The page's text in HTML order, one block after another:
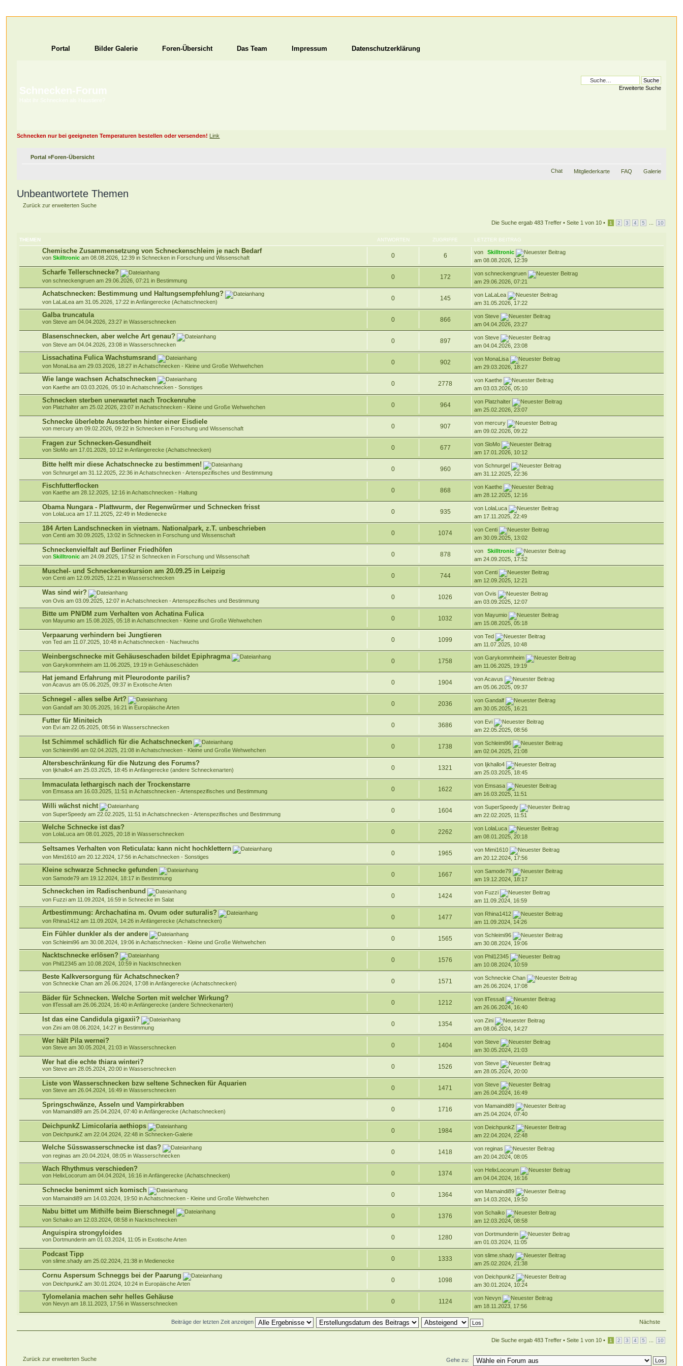
Portal Bilder Galerie Foren-Übersicht Das Team Impressum Datenschutzerklärung
Schnecken-Forum
Habt ihr Schnecken als Haustiere?
Erweiterte Suche
Schnecken nur bei geeigneten Temperaturen bestellen oder versenden! Link
Portal »Foren-Übersicht
Chat Mitgliederkarte FAQ Galerie
Unbeantwortete Themen
Zurück zur erweiterten Suche
Die Suche ergab 483 Treffer • Seite 1 von 10• 1 2 3 4 5 10
THEMEN ANTWORTEN ZUGRIFFE LETZTER BEITRAG
Chemische Zusammensetzung von Schneckenschleim je nach Bedarf
vonSkilltronic am 08.08.2026, 12:39 inSchnecken in Forschung und Wissenschaft 0 6 von
Skilltronic
am 08.08.2026, 12:39
Scharfe Tellerschnecke?
von schneckengruen am 29.06.2026, 07:21 in Bestimmung 0 172
von schneckengruen
am 29.06.2026, 07:21
Achatschnecken: Bestimmung und Haltungsempfehlung?
von LaLaLea am 31.05.2026, 17:22 inAnfängerecke (Achatschnecken) 0 145
von LaLaLea
am 31.05.2026, 17:22
Galba truncatula
von Steve am 04.04.2026, 23:27 inWasserschnecken 0 866
von Steve
am 04.04.2026, 23:27
Blasenschnecken, aber welche Art genau?
von Steve am 04.04.2026, 23:08 inWasserschnecken 0 897
von Steve
am 04.04.2026, 23:08
Lissachatina Fulica Wachstumsrand
von MonaLisa am 29.03.2026, 18:27 inAchatschnecken - Kleine und Große Wehwehchen 0 902
von MonaLisa
am 29.03.2026, 18:27
Wie lange wachsen Achatschnecken
von Kaethe am 03.03.2026, 05:10 inAchatschnecken - Sonstiges 0 2778
von Kaethe
am 03.03.2026, 05:10
Schnecken sterben unerwartet nach Trockenruhe
von Platzhalter am 25.02.2026, 23:07 inAchatschnecken - Kleine und Große Wehwehchen 0 964
von Platzhalter
am 25.02.2026, 23:07
Schnecke überlebte Aussterben hinter einer Eisdiele
von mercury am 09.02.2026, 09:22 inSchnecken in Forschung und Wissenschaft 0 907
von mercury
am 09.02.2026, 09:22
Fragen zur Schnecken-Gesundheit
von SloMo am 17.01.2026, 10:12 inAnfängerecke (Achatschnecken) 0 677
von SloMo
am 17.01.2026, 10:12
Bitte helft mir diese Achatschnecke zu bestimmen!
von Schnurgel am 31.12.2025, 22:36 inAchatschnecken - Artenspezifisches und Bestimmung 0 960
von Schnurgel
am 31.12.2025, 22:36
Fischfutterflocken
von Kaethe am 28.12.2025, 12:16 inAchatschnecken - Haltung 0 868
von Kaethe
am 28.12.2025, 12:16
Obama Nungara - Plattwurm, der Regenwürmer und Schnecken frisst
von LolaLuca am 17.11.2025, 22:49 in Medienecke 0 935
von LolaLuca
am 17.11.2025, 22:49
184 Arten Landschnecken in vietnam. Nationalpark, z.T. unbeschrieben
von Centi am 30.09.2025, 13:02 inSchnecken in Forschung und Wissenschaft 0 1074
von Centi
am 30.09.2025, 13:02
Schneckenvielfalt auf Berliner Friedhöfen
vonSkilltronic am 24.09.2025, 17:52 inSchnecken in Forschung und Wissenschaft 0 878 von
Skilltronic
am 24.09.2025, 17:52
Muschel- und Schneckenexkursion am 20.09.25 in Leipzig
von Centi am 12.09.2025, 12:21 inWasserschnecken 0 744
von Centi
am 12.09.2025, 12:21
Was sind wir?
von Ovis am 03.09.2025, 12:07 inAchatschnecken - Artenspezifisches und Bestimmung 0 1026
von Ovis
am 03.09.2025, 12:07
Bitte um PN/DM zum Verhalten von Achatina Fulica
von Mayumio am 15.08.2025, 05:18 inAchatschnecken - Kleine und Große Wehwehchen 0 1032
von Mayumio
am 15.08.2025, 05:18
Verpaarung verhindern bei Jungtieren
von Ted am 11.07.2025, 10:48 inAchatschnecken - Nachwuchs 0 1099
von Ted
am 11.07.2025, 10:48
Weinbergschnecke mit Gehäuseschaden bildet Epiphragma
von Garykommheim am 11.06.2025, 19:19 inGehäuseschäden 0 1758
von Garykommheim
am 11.06.2025, 19:19
Hat jemand Erfahrung mit Pleurodonte parilis?
von Acavus am 05.06.2025, 09:37 in Exotische Arten 0 1904
von Acavus
am 05.06.2025, 09:37
Schnegel - alles selbe Art?
von Gandalf am 30.05.2025, 16:21 in Europäische Arten 0 2036
von Gandalf
am 30.05.2025, 16:21
Futter für Miniteich
von Evi am 22.05.2025, 08:56 inWasserschnecken 0 3686
von Evi
am 22.05.2025, 08:56
Ist Schimmel schädlich für die Achatschnecken
von Schleimi96 am 02.04.2025, 21:08 inAchatschnecken - Kleine und Große Wehwehchen 0 1738
von Schleimi96
am 02.04.2025, 21:08
Altersbeschränkung für die Nutzung des Forums?
von Ijkhallo4 am 25.03.2025, 18:45 inAnfängerecke (andere Schneckenarten) 0 1321
von Ijkhallo4
am 25.03.2025, 18:45
Immaculata lethargisch nach der Trockenstarre
von Emsasa am 16.03.2025, 11:51 inAchatschnecken - Artenspezifisches und Bestimmung 0 1622
von Emsasa
am 16.03.2025, 11:51
Willi wächst nicht
von SuperSpeedy am 22.02.2025, 11:51 inAchatschnecken - Artenspezifisches und Bestimmung 0 1604
von SuperSpeedy
am 22.02.2025, 11:51
Welche Schnecke ist das?
von LolaLuca am 08.01.2025, 20:18 inWasserschnecken 0 2262
von LolaLuca
am 08.01.2025, 20:18
Seltsames Verhalten von Reticulata: kann nicht hochklettern
von Mimi1610 am 20.12.2024, 17:56 inAchatschnecken - Sonstiges 0 1965
von Mimi1610
am 20.12.2024, 17:56
Kleine schwarze Schnecke gefunden
von Samode79 am 19.12.2024, 18:17 in Bestimmung 0 1667
von Samode79
am 19.12.2024, 18:17
Schneckchen im Radischenbund
von Fuzzi am 11.09.2024, 16:59 inSchnecke im Salat 0 1424
von Fuzzi
am 11.09.2024, 16:59
Artbestimmung: Archachatina m. Ovum oder suturalis?
von Rhina1412 am 11.09.2024, 14:26 inAnfängerecke (Achatschnecken) 0 1477
von Rhina1412
am 11.09.2024, 14:26
Ein Fühler dunkler als der andere
von Schleimi96 am 30.08.2024, 19:06 inAchatschnecken - Kleine und Große Wehwehchen 0 1565
von Schleimi96
am 30.08.2024, 19:06
Nacktschnecke erlösen?
von Phil12345 am 10.08.2024, 10:59 in Nacktschnecken 0 1576
von Phil12345
am 10.08.2024, 10:59
Beste Kalkversorgung für Achatschnecken?
von Schneckie Chan am 26.06.2024, 17:08 inAnfängerecke (Achatschnecken) 0 1571
von Schneckie Chan
am 26.06.2024, 17:08
Bäder für Schnecken. Welche Sorten mit welcher Wirkung?
von llTessall am 26.06.2024, 16:40 inAnfängerecke (andere Schneckenarten) 0 1212
von llTessall
am 26.06.2024, 16:40
Ist das eine Candidula gigaxii?
von Zini am 08.06.2024, 14:27 in Bestimmung 0 1354
von Zini
am 08.06.2024, 14:27
Wer hält Pila wernei?
von Steve am 30.05.2024, 21:03 inWasserschnecken 0 1404
von Steve
am 30.05.2024, 21:03
Wer hat die echte thiara winteri?
von Steve am 28.05.2024, 20:00 inWasserschnecken 0 1526
von Steve
am 28.05.2024, 20:00
Liste von Wasserschnecken bzw seltene Schnecken für Aquarien
von Steve am 26.04.2024, 16:49 inWasserschnecken 0 1471
von Steve
am 26.04.2024, 16:49
Springschwänze, Asseln und Vampirkrabben
von Mamaindi89 am 25.04.2024, 07:40 inAnfängerecke (Achatschnecken) 0 1716
von Mamaindi89
am 25.04.2024, 07:40
DeichpunkZ Limicolaria aethiops
von DeichpunkZ am 22.04.2024, 22:48 inSchnecken-Galerie 0 1984
von DeichpunkZ
am 22.04.2024, 22:48
Welche Süsswasserschnecke ist das?
von reginas am 20.04.2024, 08:05 inWasserschnecken 0 1418
von reginas
am 20.04.2024, 08:05
Wach Rhythmus verschieden?
von HelixLocorum am 04.04.2024, 16:16 inAnfängerecke (Achatschnecken) 0 1374
von HelixLocorum
am 04.04.2024, 16:16
Schnecke benimmt sich komisch
von Mamaindi89 am 14.03.2024, 19:50 inAchatschnecken - Kleine und Große Wehwehchen 0 1364
von Mamaindi89
am 14.03.2024, 19:50
Nabu bittet um Mithilfe beim Bierschnegel
von Schaiko am 12.03.2024, 08:58 in Nacktschnecken 0 1376
von Schaiko
am 12.03.2024, 08:58
Anguispira strongyloides
von Dortmunderin am 01.03.2024, 11:05 in Exotische Arten 0 1280
von Dortmunderin
am 01.03.2024, 11:05
Podcast Tipp
von slime.shady am 25.02.2024, 21:38 in Medienecke 0 1333
von slime.shady
am 25.02.2024, 21:38
Cornu Aspersum Schneggs bei der Paarung
von DeichpunkZ am 30.01.2024, 10:24 in Europäische Arten 0 1098
von DeichpunkZ
am 30.01.2024, 10:24
Tylomelania machen sehr helles Gehäuse
von Nevyn am 18.11.2023, 17:56 inWasserschnecken 0 1124
von Nevyn
am 18.11.2023, 17:56
Nächste
Beiträge der letzten Zeit anzeigen
Die Suche ergab 483 Treffer • Seite 1 von 10• 1 2 3 4 5 10
Zurück zur erweiterten Suche Gehe zu: